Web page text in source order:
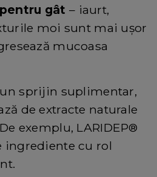
gât – iaurt,
moi sunt mai ușor
mucoasa
sprijin suplimentar,
de extracte naturale
exemplu, LARIDEP®
ingrediente cu rol